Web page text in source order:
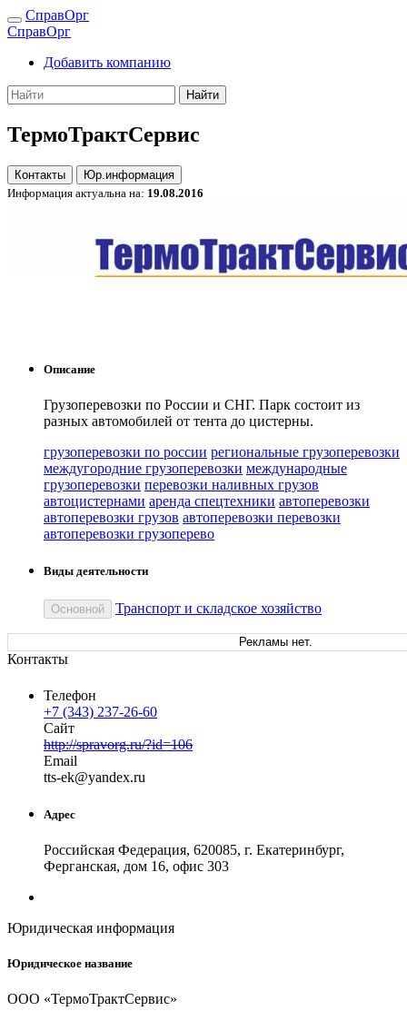
СправОрг
СправОрг
Добавить компанию
Найти
ТермоТрактСервис
Контакты
Юр.информация
Информация актуальна на: 19.08.2016
Описание
Грузоперевозки по России и СНГ. Парк состоит из
разных автомобилей от тента до цистерны.
грузоперевозки по россии региональные грузоперевозки
междугородние грузоперевозки международные
грузоперевозки перевозки наливных грузов
автоцистернами аренда спецтехники автоперевозки
автоперевозки грузов автоперевозки перевозки
автоперевозки грузоперево
Виды деятельности
Основной Транспорт и складское хозяйство
Рекламы нет.
Контакты
Телефон
+7 (343) 237-26-60
Сайт
http://spravorg.ru/?id=106
Email
tts-ek@yandex.ru
Адрес
Российская Федерация, 620085, г. Екатеринбург,
Ферганская, дом 16, офис 303
Юридическая информация
Юридическое название
ООО «ТермоТрактСервис»